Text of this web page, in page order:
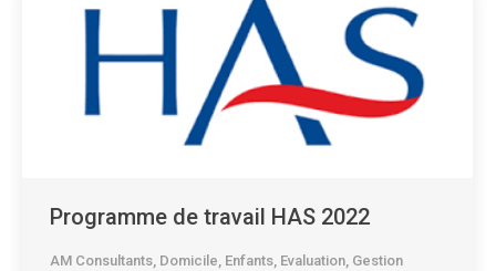
Programme de travail HAS 2022
AM Consultants, Domicile, Enfants, Evaluation, Gestion